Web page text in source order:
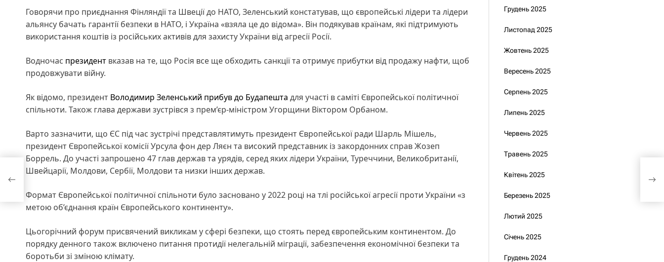
Говорячи про приєднання Фінляндії та Швеції до НАТО, Зеленський констатував, що європейські лідери та лідери
альянсу бачать гарантії безпеки в НАТО, і Україна «взяла це до відома». Він подякував країнам, які підтримують
використання коштів із російських активів для захисту України від агресії Росії.
Водночас президент вказав на те, що Росія все ще обходить санкції та отримує прибутки від продажу нафти, щоб
продовжувати війну.
Як відомо, президент Володимир Зеленський прибув до Будапешта для участі в саміті Європейської політичної
спільноти. Також глава держави зустрівся з прем’єр-міністром Угорщини Віктором Орбаном.
Варто зазначити, що ЄС під час зустрічі представлятимуть президент Європейської ради Шарль Мішель,
президент Європейської комісії Урсула фон дер Ляєн та високий представник із закордонних справ Жозеп
Боррель. До участі запрошено 47 глав держав та урядів, серед яких лідери України, Туреччини, Великобританії,
Швейцарії, Молдови, Сербії, Молдови та низки інших держав.
Формат Європейської політичної спільноти було засновано у 2022 році на тлі російської агресії проти України «з
метою об’єднання країн Європейського континенту».
Цьогорічний форум присвячений викликам у сфері безпеки, що стоять перед європейським континентом. До
порядку денного також включено питання протидії нелегальній міграції, забезпечення економічної безпеки та
боротьби зі зміною клімату.
Грудень 2025
Листопад 2025
Жовтень 2025
Вересень 2025
Серпень 2025
Липень 2025
Червень 2025
Травень 2025
Квітень 2025
Березень 2025
Лютий 2025
Січень 2025
Грудень 2024